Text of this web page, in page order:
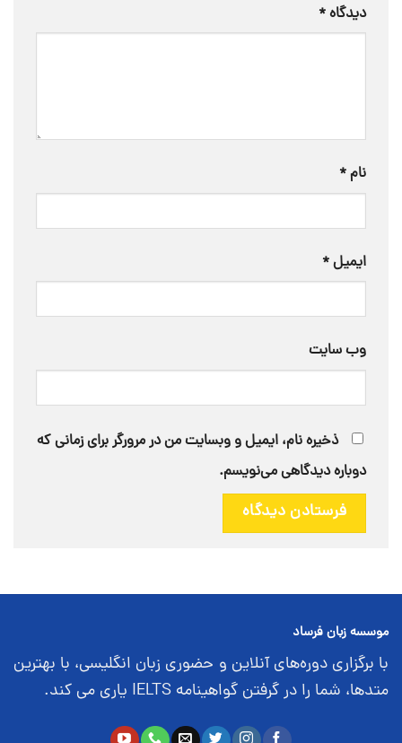
دیدگاه*
نام*
ایمیل*
وب‌ سایت
ذخیره نام، ایمیل و وبسایت من در مرورگر برای زمانی که
دوباره دیدگاهی می‌نویسم.
موسسه زبان فرساد
با برگزاری دوره‌های آنلاین و حضوری زبان انگلیسی، با بهترین
متدها، شما را در گرفتن گواهینامه IELTS یاری می کند.